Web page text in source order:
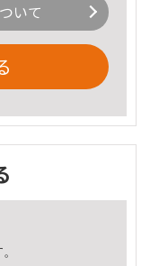
いて